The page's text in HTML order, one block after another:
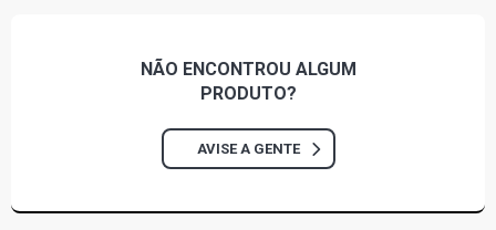
NÃO ENCONTROU ALGUM
PRODUTO?
AVISE A GENTE